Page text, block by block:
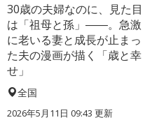
30歳の夫婦なのに、見た目
は「祖母と孫」――。急激
に老いる妻と成長が止まっ
た夫の漫画が描く「歳と幸
せ」
全国
2026年5月11日 09:43 更新